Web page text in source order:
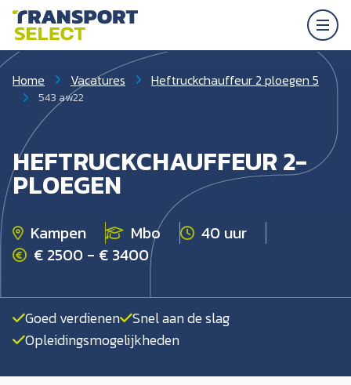
Home Vacatures Heftruckchauffeur 2 ploegen 5
543 aw22
HEFTRUCKCHAUFFEUR 2-
PLOEGEN
Kampen Mbo
40 uur
€ 2500 - € 3400
Goed verdienen Snel aan de slag
Opleidingsmogelijkheden